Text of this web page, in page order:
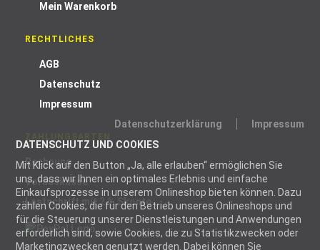
Datenschutzerklärung
Impressum
DATENSCHUTZ UND COOKIES
Mit Klick auf den Button „Ja, alle erlauben“ ermöglichen Sie
uns, dass wir Ihnen ein optimales Erlebnis und einfache
Einkaufsprozesse in unserem Onlineshop bieten können. Dazu
zählen Cookies, die für den Betrieb unseres Onlineshops und
für die Steuerung unserer Dienstleistungen und Anwendungen
erforderlich sind, sowie Cookies, die zu Statistikzwecken oder
Marketingzwecken genutzt werden. Dabei können Sie
Mein Warenkorb
RECHTLICHES
AGB
Datenschutz
Impressum
Rechnung
Vorauskasse
Lastschrift mit 2 % Skonto